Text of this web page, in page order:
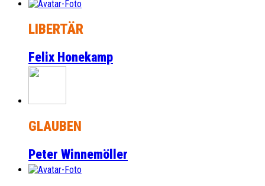
LIBERTÄR
Felix Honekamp
GLAUBEN
Peter Winnemöller